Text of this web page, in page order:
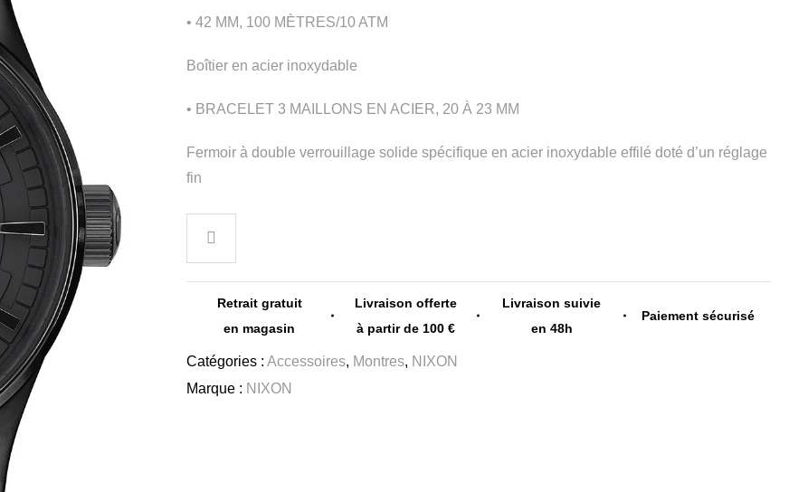
• 42 MM, 100 MÈTRES/10 ATM
Boîtier en acier inoxydable
• BRACELET 3 MAILLONS EN ACIER, 20 À 23 MM
Fermoir à double verrouillage solide spécifique en acier inoxydable effilé doté d’un réglage
fin
Retrait gratuit
en magasin
Livraison offerte
à partir de 100 €
Livraison suivie
en 48h
Paiement sécurisé
Catégories : Accessoires, Montres, NIXON
Marque : NIXON